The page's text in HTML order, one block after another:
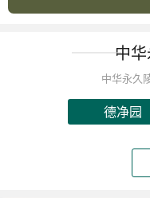
中
中华永久
德净园